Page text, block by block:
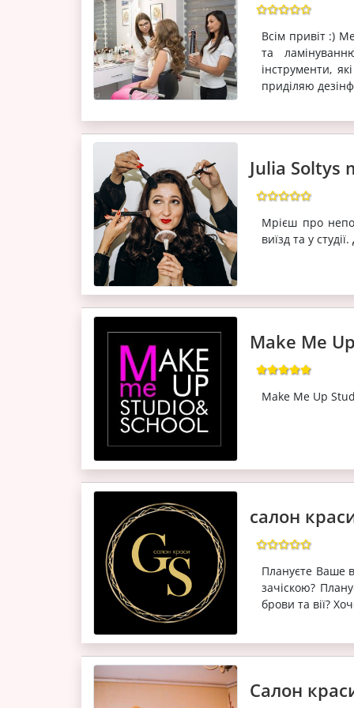
Всім привіт :)
та
інструменти,
приділяю
Julia Soltys
Мрієш про
виїзд та у
Make Me
Make Me Up
салон
Плануєте Ваше
зачіскою?
брови та вії?
Салон